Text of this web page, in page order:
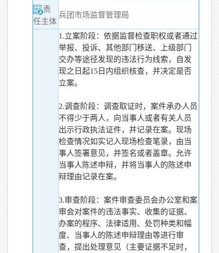
责
任主体
兵团市场监督管理局
1.立案阶段：依据监督检查职权或者通过
举报、投诉、其他部门移送、上级部门
交办等途径发现的违法行为线索，自发
现之日起15日内组织核查，并决定是否
立案。
2.调查阶段：调查取证时，案件承办人员
不得少于两人，向当事人或者有关人员
出示行政执法证件，并记录在案。现场
检查情况如实记入现场检查笔录，由当
事人签署意见，并签名或者盖章。允许
当事人陈述申辩，并将当事人的陈述申
辩理由记录在案。
3.审查阶段：案件审查委员会办公室和案
审会对案件的违法事实、收集的证据、
办案的程序、法律适用、处罚种类和幅
度、当事人的陈述申辩理由等进行审
查，提出处理意见（主要证据不足时，